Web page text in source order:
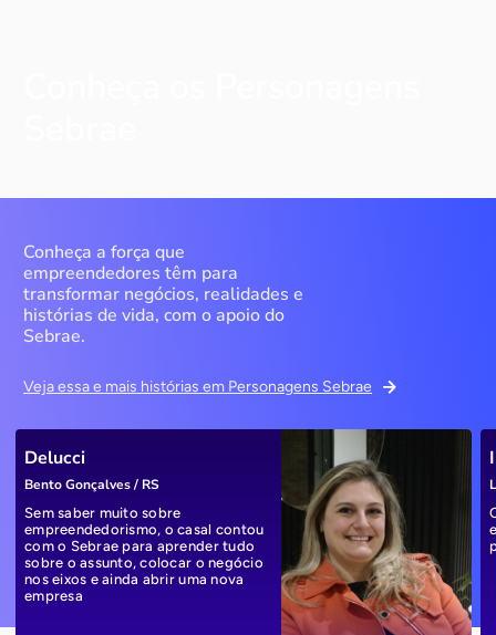
Conheça a força que
empreendedores têm para
transformar negócios, realidades e
histórias de vida, com o apoio do
Sebrae.
Veja essa e mais histórias em Personagens Sebrae
Delucci
Bento Gonçalves / RS
Sem saber muito sobre
empreendedorismo, o casal contou
com o Sebrae para aprender tudo
sobre o assunto, colocar o negócio
nos eixos e ainda abrir uma nova
empresa